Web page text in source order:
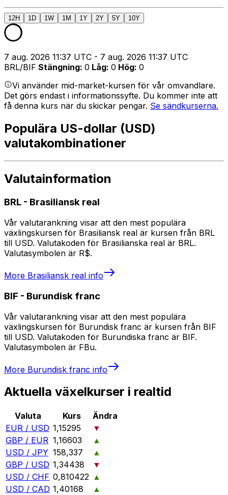
12H 1D 1W 1M 1Y 2Y 5Y 10Y
7 aug. 2026 11:37 UTC - 7 aug. 2026 11:37 UTC
BRL/BIF Stängning: 0 Låg: 0 Hög: 0
Vi använder mid-market-kursen för vår omvandlare.
Det görs endast i informationssyfte. Du kommer inte att
få denna kurs när du skickar pengar. Se sändkurserna.
Populära US-dollar (USD)
valutakombinationer
Valutainformation
BRL - Brasiliansk real
Vår valutarankning visar att den mest populära
växlingskursen för Brasiliansk real är kursen från BRL
till USD. Valutakoden för Brasilianska real är BRL.
Valutasymbolen är R$.
More Brasiliansk real info
BIF - Burundisk franc
Vår valutarankning visar att den mest populära
växlingskursen för Burundisk franc är kursen från BIF
till USD. Valutakoden för Burundiska franc är BIF.
Valutasymbolen är FBu.
More Burundisk franc info
Aktuella växelkurser i realtid
Valuta Kurs
Ändra
EUR / USD 1,15295
▼
GBP / EUR 1,16603
▲
USD / JPY 158,337
▲
GBP / USD 1,34438
▼
USD / CHF 0,810422 ▲
USD / CAD 1,40168
▲